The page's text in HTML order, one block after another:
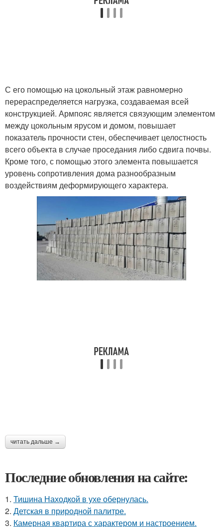
С его помощью на цокольный этаж равномерно
перераспределяется нагрузка, создаваемая всей
конструкцией. Армпояс является связующим элементом
между цокольным ярусом и домом, повышает
показатель прочности стен, обеспечивает целостность
всего объекта в случае проседания либо сдвига почвы.
Кроме того, с помощью этого элемента повышается
уровень сопротивления дома разнообразным
воздействиям деформирующего характера.
читать дальше →
Последние обновления на сайте:
1. Тишина Находкой в ухе обернулась.
2. Детская в природной палитре.
3. Камерная квартира с характером и настроением.